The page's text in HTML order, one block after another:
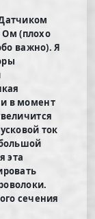
Ом (плохо
важно). Я
в момент
ток
эта
сечения